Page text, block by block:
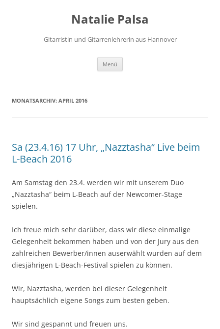
Natalie Palsa
Gitarristin und Gitarrenlehrerin aus Hannover
Menü
MONATSARCHIV: APRIL 2016
Sa (23.4.16) 17 Uhr, „Nazztasha“ Live beim
L-Beach 2016
Am Samstag den 23.4. werden wir mit unserem Duo
„Nazztasha“ beim L-Beach auf der Newcomer-Stage
spielen.
Ich freue mich sehr darüber, dass wir diese einmalige
Gelegenheit bekommen haben und von der Jury aus den
zahlreichen Bewerber/innen auserwählt wurden auf dem
diesjährigen L-Beach-Festival spielen zu können.
Wir, Nazztasha, werden bei dieser Gelegenheit
hauptsächlich eigene Songs zum besten geben.
Wir sind gespannt und freuen uns.